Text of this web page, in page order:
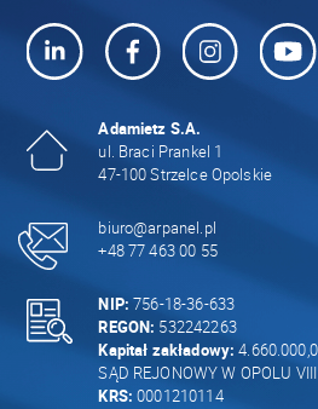
Adamietz S.A.
ul. Braci Prankel 1
47-100 Strzelce Opolskie
biuro@arpanel.pl
+48 77 463 00 55
NIP: 756-18-36-633
REGON: 532242263
Kapitał zakładowy:
SĄD REJONOWY W OPOLU
KRS: 0001210114